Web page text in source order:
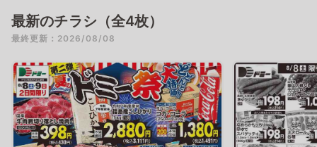
最新のチラシ（全4枚）
最終更新：2026/08/08